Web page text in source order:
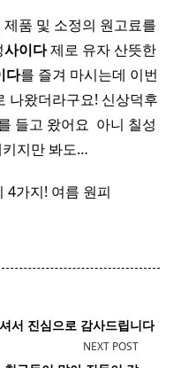
품 및 소정의 원고료를
사이다제로 유자 산뜻한
다를 즐겨 마시는데 이번
나왔더라구요! 신상덕후
들고 왔어요 ​ 아니 칠성
지만 봐도…
가지! 여름 원피
서 진심으로 감사드립니다
NEXT POST